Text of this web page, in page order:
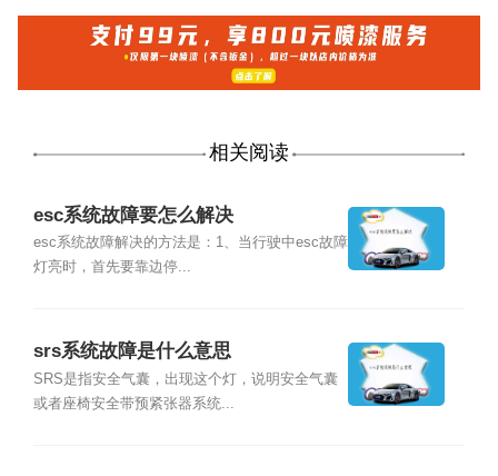
相关阅读
esc系统故障要怎么解决
esc系统故障解决的方法是：1、当行驶中esc故障
灯亮时，首先要靠边停...
srs系统故障是什么意思
SRS是指安全气囊，出现这个灯，说明安全气囊
或者座椅安全带预紧张器系统...